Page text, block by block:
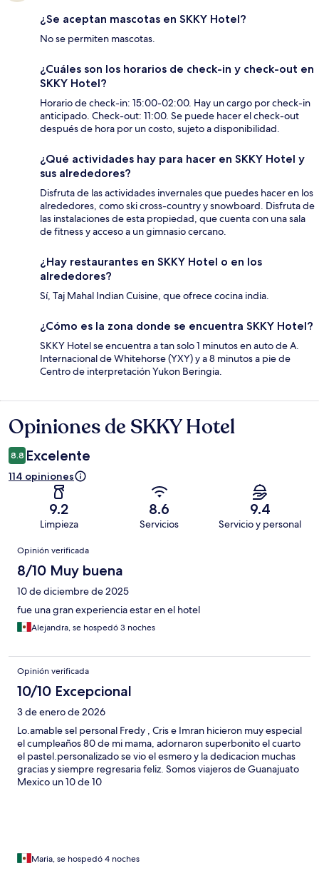
¿Se aceptan mascotas en SKKY Hotel?
No se permiten mascotas.
¿Cuáles son los horarios de check-in y check-out en
SKKY Hotel?
Horario de check-in: 15:00-02:00. Hay un cargo por check-in
anticipado. Check-out: 11:00. Se puede hacer el check-out
después de hora por un costo, sujeto a disponibilidad.
¿Qué actividades hay para hacer en SKKY Hotel y
sus alrededores?
Disfruta de las actividades invernales que puedes hacer en los
alrededores, como ski cross-country y snowboard. Disfruta de
las instalaciones de esta propiedad, que cuenta con una sala
de fitness y acceso a un gimnasio cercano.
¿Hay restaurantes en SKKY Hotel o en los
alrededores?
Sí, Taj Mahal Indian Cuisine, que ofrece cocina india.
¿Cómo es la zona donde se encuentra SKKY Hotel?
SKKY Hotel se encuentra a tan solo 1 minutos en auto de A.
Internacional de Whitehorse (YXY) y a 8 minutos a pie de
Centro de interpretación Yukon Beringia.
Opiniones
Opiniones de SKKY Hotel
8.8 Excelente
114 opiniones
9.2
Limpieza
8.6
Servicios
9.4
Servicio y personal
Opiniones
Opinión verificada
8/10 Muy buena
10 de diciembre de 2025
fue una gran experiencia estar en el hotel
Alejandra, se hospedó 3 noches
Opinión verificada
10/10 Excepcional
3 de enero de 2026
Lo.amable sel personal Fredy , Cris e Imran hicieron muy especial
el cumpleaños 80 de mi mama, adornaron superbonito el cuarto
el pastel.personalizado se vio el esmero y la dedicacion muchas
gracias y siempre regresaria feliz. Somos viajeros de Guanajuato
Mexico un 10 de 10
Maria, se hospedó 4 noches